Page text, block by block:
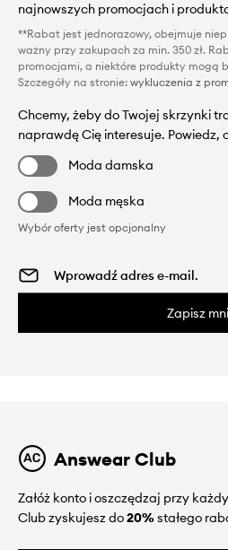
najnowszych promocjach i
**Rabat jest jednorazowy, obejmuje
ważny przy zakupach za min. 350 zł.
promocjami, a niektóre produkty mogą
Szczegóły na stronie: wykluczenia z
Chcemy, żeby do Twojej skrzynki
naprawdę Cię interesuje. Powiedz,
Moda damska
Moda męska
Wybór oferty jest opcjonalny
Zapisz
Answear Club
Załóż konto i oszczędzaj przy
Club zyskujesz do20%stałego